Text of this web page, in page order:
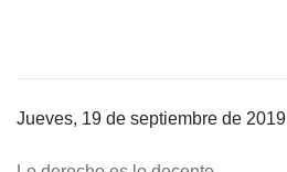
Jueves, 19 de septiembre de 2019